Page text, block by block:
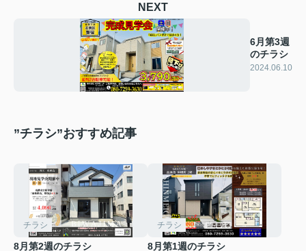
NEXT
6月第3週
のチラシ
2024.06.10
”チラシ”おすすめ記事
チラシ
8月第2週のチラシ
チラシ
8月第1週のチラシ